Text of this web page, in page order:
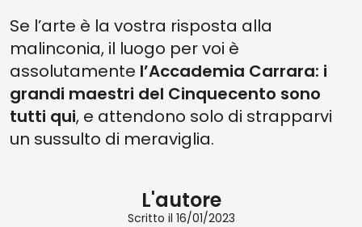
Se l’arte è la vostra risposta alla
malinconia, il luogo per voi è
assolutamente l’Accademia Carrara: i
grandi maestri del Cinquecento sono
tutti qui, e attendono solo di strapparvi
un sussulto di meraviglia.
L'autore
Scritto il 16/01/2023